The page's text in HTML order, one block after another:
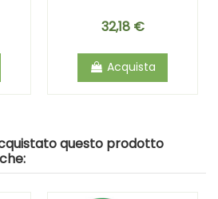
32,18 €
Acquista
questo prodotto